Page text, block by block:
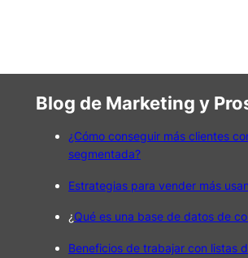
Blog de Marketing y
¿Cómo conseguir más clientes
segmentada?
Estrategias para vender más
¿Qué es una base de datos de
Beneficios de trabajar con listas